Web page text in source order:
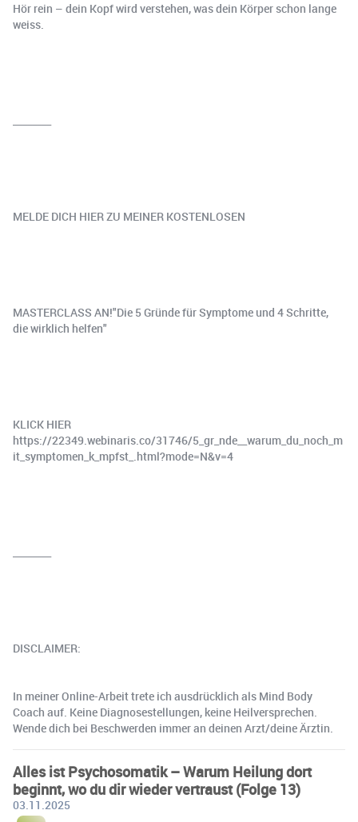
Hör rein – dein Kopf wird verstehen, was dein Körper schon lange
weiss.
‍MELDE DICH HIER ZU MEINER KOSTENLOSEN
MASTERCLASS AN!"Die 5 Gründe für Symptome und 4 Schritte,
die wirklich helfen"
KLICK HIER
https://22349.webinaris.co/31746/5_gr_nde__warum_du_noch_m
it_symptomen_k_mpfst_.html?mode=N&v=4
DISCLAIMER:
In meiner Online-Arbeit trete ich ausdrücklich als Mind Body
Coach auf. Keine Diagnosestellungen, keine Heilversprechen.
Wende dich bei Beschwerden immer an deinen Arzt/deine Ärztin.
Alles ist Psychosomatik – Warum Heilung dort
beginnt, wo du dir wieder vertraust (Folge 13)
03.11.2025